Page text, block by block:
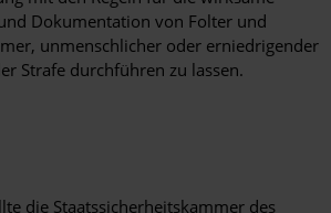
Dokumentation von Folter und
unmenschlicher oder erniedrigender
Strafe durchführen zu lassen.
die Staatssicherheitskammer des